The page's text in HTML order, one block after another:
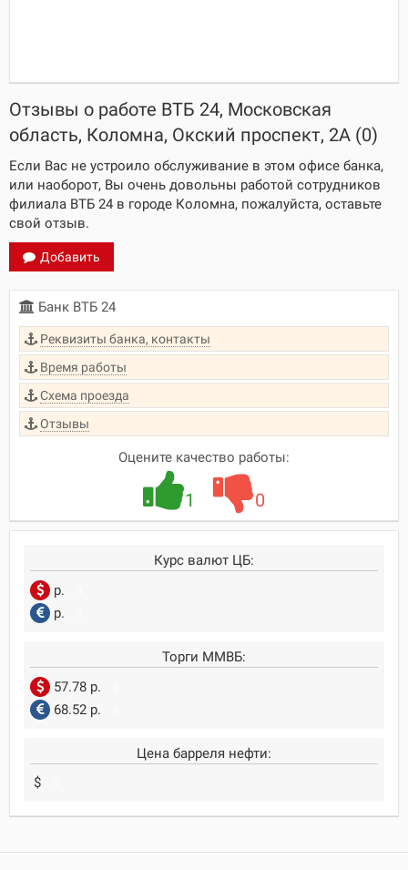
Отзывы о работе ВТБ 24, Московская
область, Коломна, Окский проспект, 2А (0)
Если Вас не устроило обслуживание в этом офисе банка,
или наоборот, Вы очень довольны работой сотрудников
филиала ВТБ 24 в городе Коломна, пожалуйста, оставьте
свой отзыв.
Добавить
Банк ВТБ 24
Реквизиты банка, контакты
Время работы
Схема проезда
Отзывы
Оцените качество работы:
1 0
Курс валют ЦБ:
р.
р.
Торги ММВБ:
57.78 р.
68.52 р.
Цена барреля нефти:
$